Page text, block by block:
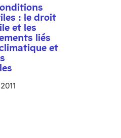
: le droit
et les
liés
et
2011